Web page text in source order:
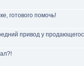
готового помочь!
привод у